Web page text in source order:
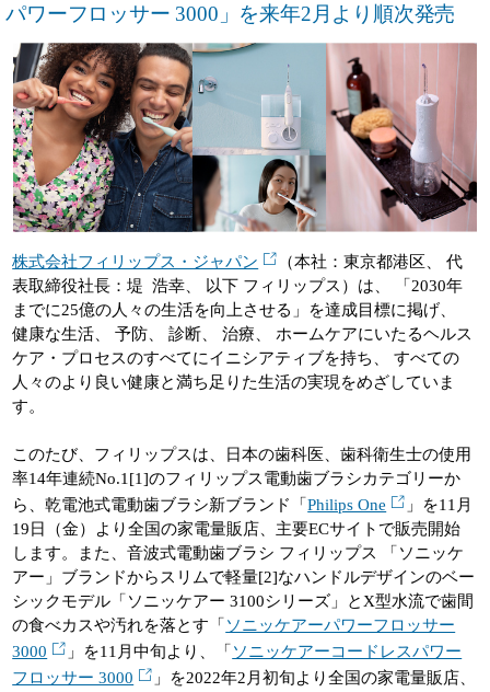
パワーフロッサー 3000」を来年2月より順次発売
株式会社フィリップス・ジャパン
（本社：東京都港区、 代
表取締役社長：堤 浩幸、 以下 フィリップス）は、 「2030年
までに25億の人々の生活を向上させる」を達成目標に掲げ、
健康な生活、 予防、 診断、 治療、 ホームケアにいたるヘルス
ケア・プロセスのすべてにイニシアティブを持ち、 すべての
人々のより良い健康と満ち足りた生活の実現をめざしていま
す。
このたび、フィリップスは、日本の歯科医、歯科衛生士の使用
率14年連続No.1[1]のフィリップス電動歯ブラシカテゴリーか
ら、乾電池式電動歯ブラシ新ブランド「Philips One
」を11月
19日（金）より全国の家電量販店、主要ECサイトで販売開始
します。また、音波式電動歯ブラシ フィリップス 「ソニッケ
アー」ブランドからスリムで軽量[2]なハンドルデザインのベー
シックモデル「ソニッケアー 3100シリーズ」とX型水流で歯間
の食べカスや汚れを落とす「 ソニッケアーパワーフロッサー
3000
」を11月中旬より、「 ソニッケアーコードレスパワー
フロッサー 3000
」を2022年2月初旬より全国の家電量販店、